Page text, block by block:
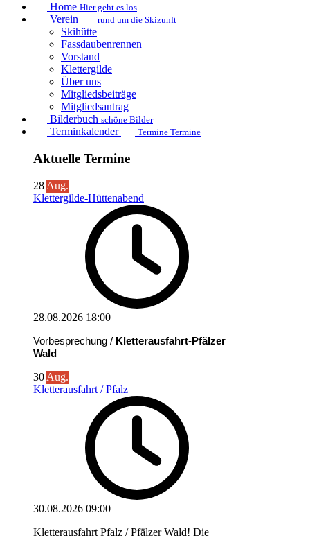
Home Hier geht es los
Verein rund um die Skizunft
Skihütte
Fassdaubenrennen
Vorstand
Klettergilde
Über uns
Mitgliedsbeiträge
Mitgliedsantrag
Bilderbuch schöne Bilder
Terminkalender Termine Termine
Aktuelle Termine
28 Aug.
Klettergilde-Hüttenabend
28.08.2026 18:00
Vorbesprechung / Kletterausfahrt-Pfälzer
Wald
30 Aug.
Kletterausfahrt / Pfalz
30.08.2026 09:00
Kletterausfahrt Pfalz / Pfälzer Wald! Die